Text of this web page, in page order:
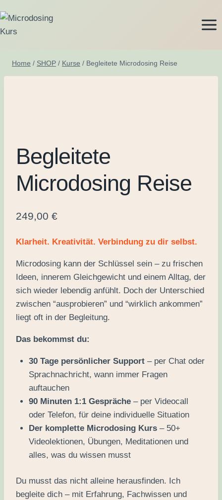
Inhalt
springen
Home / SHOP / Kurse / Begleitete Microdosing Reise
Begleitete
Microdosing Reise
249,00 €
Klarheit. Kreativität. Verbindung zu dir selbst.
Microdosing kann der Schlüssel sein – zu frischen
Ideen, innerem Gleichgewicht und einem Alltag, der
sich wieder lebendig anfühlt. Doch der Unterschied
zwischen “ausprobieren” und “wirklich ankommen”
liegt oft in der Begleitung.
Das bekommst du:
30 Tage persönlicher Support– per Chat oder
Sprachnachricht, wann immer Fragen
auftauchen
90 Minuten 1:1 Gespräche– per Videocall
oder Telefon, für deine individuelle Situation
Der komplette Microdosing Kurs– 50+
Videolektionen, Übungen, Meditationen und
alles, was du wissen musst
Du musst das nicht alleine herausfinden. Ich
begleite dich – mit Erfahrung, Fachwissen und